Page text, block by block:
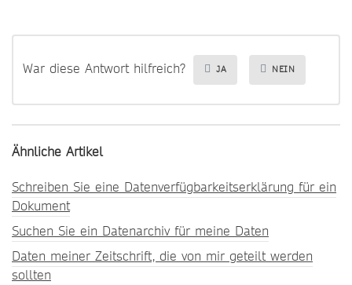
War diese Antwort hilfreich? JA NEIN
Ähnliche Artikel
Schreiben Sie eine Datenverfügbarkeitserklärung für ein
Dokument
Suchen Sie ein Datenarchiv für meine Daten
Daten meiner Zeitschrift, die von mir geteilt werden
sollten